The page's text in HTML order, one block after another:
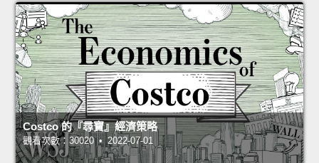
Costco 的『尋寶』經濟策略
觀看次數：30020 • 2022-07-01